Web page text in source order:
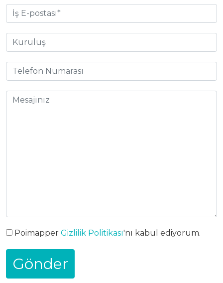
Poimapper Gizlilik Politikası'nı kabul ediyorum.